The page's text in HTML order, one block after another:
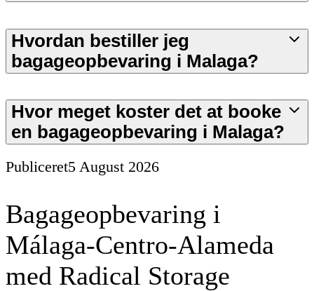
Hvordan bestiller jeg
bagageopbevaring i Malaga?
Hvor meget koster det at booke
en bagageopbevaring i Malaga?
Publiceret5 August 2026
Bagageopbevaring i
Málaga-Centro-Alameda
med Radical Storage